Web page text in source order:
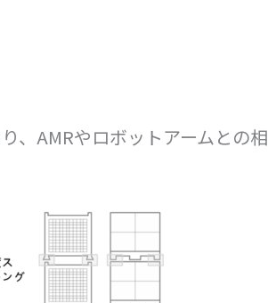
、AMRやロボットアームとの相